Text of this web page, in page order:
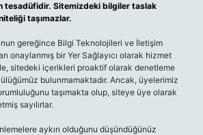
tesadüfidir. Sitemizdeki bilgiler taslak
taşımazlar.
gereğince Bilgi Teknolojileri ve İletişim
onaylanmış bir Yer Sağlayıcı olarak hizmet
sitedeki içerikleri proaktif olarak denetleme
bulunmamaktadır. Ancak, üyelerimiz
taşımakta olup, siteye üye olarak
sayılırlar.
aykırı olduğunu düşündüğünüz